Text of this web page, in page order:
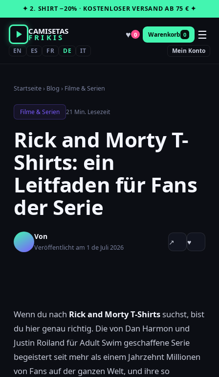
Inhalt
springen
✦ 2. SHIRT −20% · KOSTENLOSER VERSAND AB 75 € ✦
CAMISETAS
FRIKIS ♥ 0 Warenkorb 0 ☰
EN ES FR DE IT Mein Konto
Startseite› Blog › Filme & Serien
Filme & Serien 21 Min. Lesezeit
Rick and Morty T-
Shirts: ein
Leitfaden für Fans
der Serie
Von
Veröffentlicht am 1 de Juli 2026
↗ ♥
Wenn du nach Rick and Morty T-Shirtssuchst, bist
du hier genau richtig. Die von Dan Harmon und
Justin Roiland für Adult Swim geschaffene Serie
begeistert seit mehr als einem Jahrzehnt Millionen
von Fans auf der ganzen Welt, und ihre so